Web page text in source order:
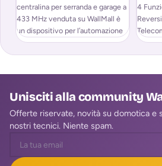
centralina per serranda e garage a
433 MHz venduta su WallMall è
un dispositivo per l’automazione
4
Unisciti alla community
Offerte riservate, novità su domotica e
nostri tecnici. Niente spam.